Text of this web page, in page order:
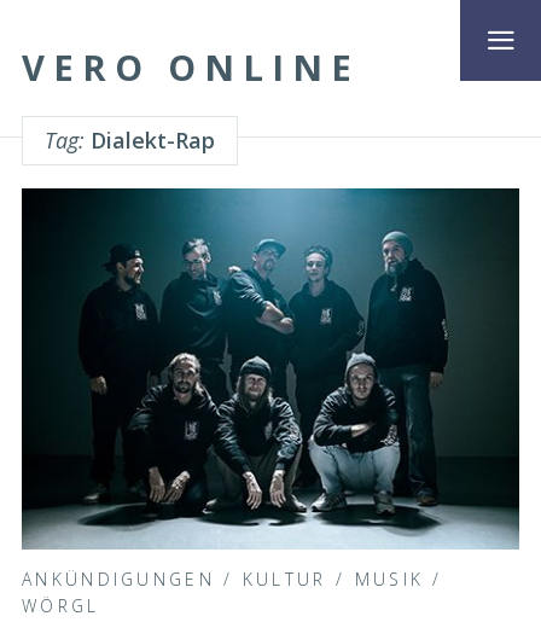
VERO ONLINE
Tag: Dialekt-Rap
ANKÜNDIGUNGEN / KULTUR / MUSIK /
WÖRGL